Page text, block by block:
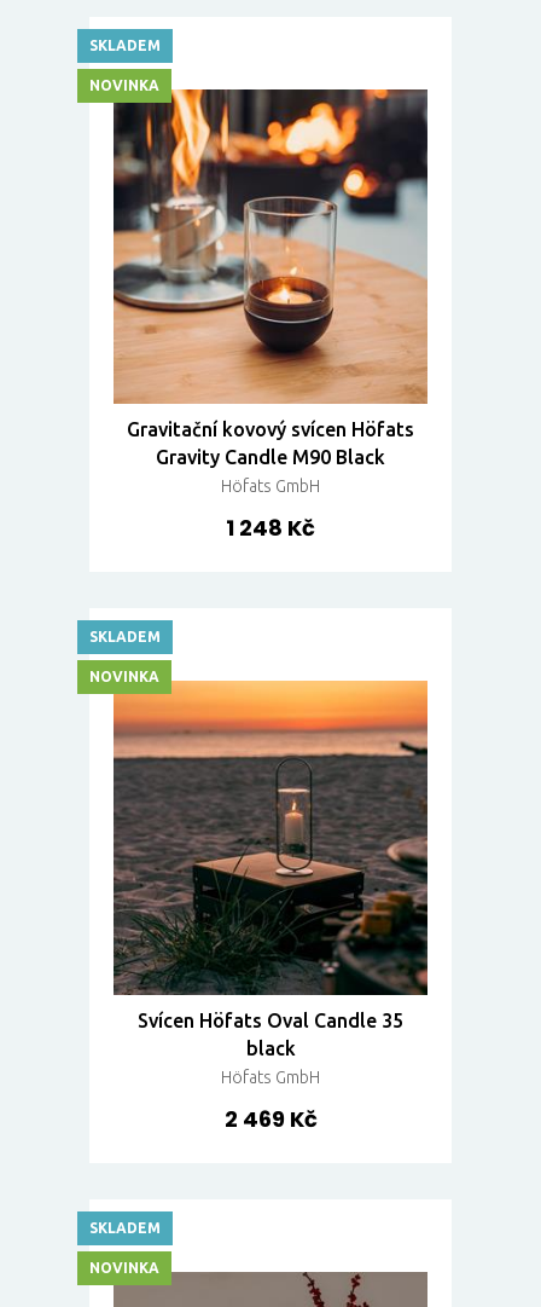
Gravitační kovový svícen Höfats
Gravity Candle M90 Black
Höfats GmbH
1 248 Kč
SKLADEM
NOVINKA
Svícen Höfats Oval Candle 35
black
Höfats GmbH
2 469 Kč
SKLADEM
NOVINKA
SKLADEM
NOVINKA